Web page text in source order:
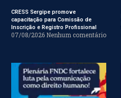
CRESS Sergipe promove
capacitação para Comissão de
Inscrição e Registro Profissional
07/08/2026 Nenhum comentário